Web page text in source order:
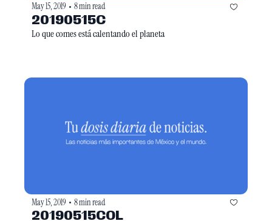
May 15, 2019 • 8 min read
20190515C
Lo que comes está calentando el planeta
May 15, 2019 • 8 min read
20190515COL